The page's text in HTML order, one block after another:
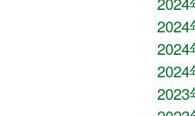
2024
2024
2024
2023